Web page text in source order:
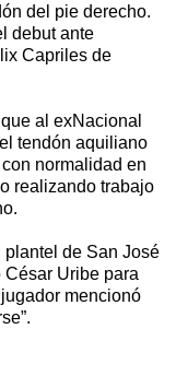
del pie derecho.
debut ante
Capriles de
al exNacional
tendón aquiliano
normalidad en
realizando trabajo
plantel de San José
Uribe para
mencionó